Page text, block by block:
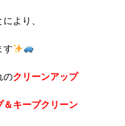
より、
す
のクリーンアップ
＆キープクリーン